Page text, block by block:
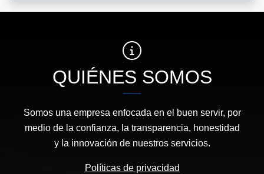
QUIÉNES SOMOS
Somos una empresa enfocada en el buen servir, por
medio de la confianza, la transparencia, honestidad
y la innovación de nuestros servicios.
Políticas de privacidad